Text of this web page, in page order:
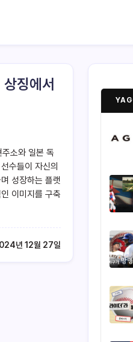
징에서
소와 일본 독
수들이 자신의
성장하는 플랫
이미지를 구축
년 12월 27일